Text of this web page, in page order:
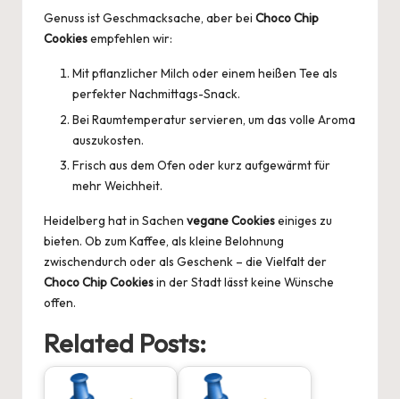
Genuss ist Geschmacksache, aber bei Choco Chip
Cookiesempfehlen wir:
Mit pflanzlicher Milch oder einem heißen Tee als
perfekter Nachmittags-Snack.
Bei Raumtemperatur servieren, um das volle Aroma
auszukosten.
Frisch aus dem Ofen oder kurz aufgewärmt für
mehr Weichheit.
Heidelberg hat in Sachen vegane Cookieseiniges zu
bieten. Ob zum Kaffee, als kleine Belohnung
zwischendurch oder als Geschenk – die Vielfalt der
Choco Chip Cookiesin der Stadt lässt keine Wünsche
offen.
Related Posts: